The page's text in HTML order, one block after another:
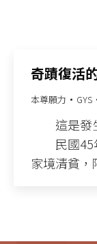
奇蹟復活
本尊願力 GYS
這是發生
民國45年
家境清貧